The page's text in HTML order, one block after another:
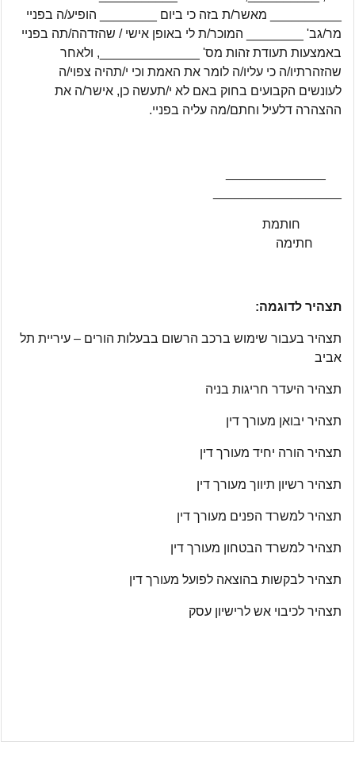
__________ מאשר/ת בזה כי ביום ________ הופיע/ה בפניי
מר/גב' ________ המוכר/ת לי באופן אישי / שהזדהה/תה בפניי
באמצעות תעודת זהות מס' ______________, ולאחר
שהזהרתיו/ה כי עליו/ה לומר את האמת וכי י/תהיה צפוי/ה
לעונשים הקבועים בחוק באם לא י/תעשה כן, אישר/ה את
ההצהרה דלעיל וחתם/מה עליה בפניי.
חותמת
חתימה
תצהיר לדוגמה:
תצהיר בעבור שימוש ברכב הרשום בבעלות הורים – עיריית תל
אביב
תצהיר היעדר חריגות בניה
תצהיר יבואן מעורך דין
תצהיר הורה יחיד מעורך דין
תצהיר רשיון תיווך מעורך דין
תצהיר למשרד הפנים מעורך דין
תצהיר למשרד הבטחון מעורך דין
תצהיר לבקשות בהוצאה לפועל מעורך דין
תצהיר לכיבוי אש לרישיון עסק